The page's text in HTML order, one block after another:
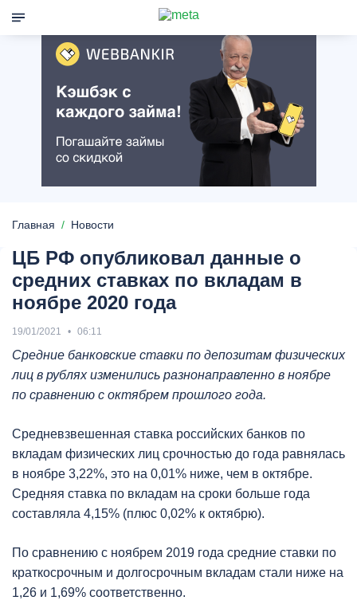
Главная Новости
ЦБ РФ опубликовал данные о
средних ставках по вкладам в
ноябре 2020 года
19/01/2021 06:11
Средние банковские ставки по депозитам физических
лиц в рублях изменились разнонаправленно в ноябре
по сравнению с октябрем прошлого года.
Средневзвешенная ставка российских банков по
вкладам физических лиц срочностью до года равнялась
в ноябре 3,22%, это на 0,01% ниже, чем в октябре.
Средняя ставка по вкладам на сроки больше года
составляла 4,15% (плюс 0,02% к октябрю).
По сравнению с ноябрем 2019 года средние ставки по
краткосрочным и долгосрочным вкладам стали ниже на
1,26 и 1,69% соответственно.